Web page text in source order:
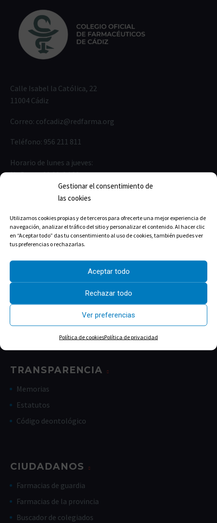
Gestionar el consentimiento de
las cookies
Utilizamos cookies propias y de terceros para ofrecerte una mejor experiencia de
navegación, analizar el tráfico del sitio y personalizar el contenido. Al hacer clic
en “Aceptar todo” das tu consentimiento al uso de cookies, también puedes ver
tus preferencias o rechazarlas.
Aceptar todo
Rechazar todo
Ver preferencias
Política de cookiesPolítica de privacidad
Calle Isabel la Católica, 22
11004 Cádiz
Correo: cofcadiz@redfarma.org
Teléfono: 956 211 811
Horario de lunes a jueves:
Mañanas: 09:00-14:00
Tardes: 17:00-19:00
Viernes de 9:00-14:00
ENLACES ÚTILES
Junta de Gobierno
TRANSPARENCIA
Memorias
Estatutos
Código deontológico
CIUDADANOS
Farmacias de guardia
Farmacias de la provincia
Buscador de colegiados